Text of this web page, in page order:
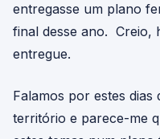
entregasse um plano
final desse ano. Creio,
entregue.
Falamos por estes
território e parece-me